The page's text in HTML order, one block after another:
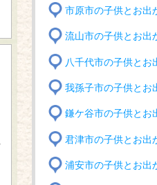
市原市の子供とお出
流山市の子供とお出
八千代市の子供とお
我孫子市の子供とお
鎌ケ谷市の子供とお
君津市の子供とお出
浦安市の子供とお出